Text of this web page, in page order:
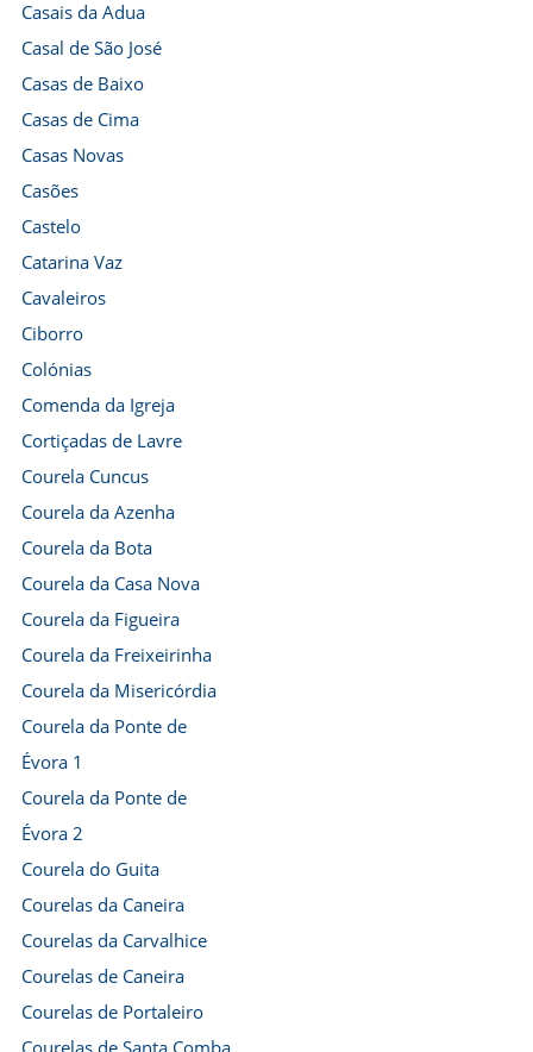
Casais da Adua
Casal de São José
Casas de Baixo
Casas de Cima
Casas Novas
Casões
Castelo
Catarina Vaz
Cavaleiros
Ciborro
Colónias
Comenda da Igreja
Cortiçadas de Lavre
Courela Cuncus
Courela da Azenha
Courela da Bota
Courela da Casa Nova
Courela da Figueira
Courela da Freixeirinha
Courela da Misericórdia
Courela da Ponte de
Évora 1
Courela da Ponte de
Évora 2
Courela do Guita
Courelas da Caneira
Courelas da Carvalhice
Courelas de Caneira
Courelas de Portaleiro
Courelas de Santa Comba